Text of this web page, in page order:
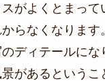
がよくとまって
らなくなります
ディテールにな
があるというこ